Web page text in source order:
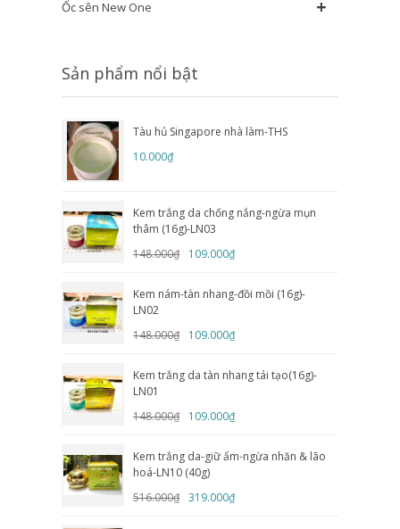
Ốc sên New One +
Sản phẩm nổi bật
Tàu hủ Singapore nhà làm-THS
10.000₫
Kem trắng da chống nắng-ngừa mụn
thâm (16g)-LN03
148.000₫
109.000₫
Kem nám-tàn nhang-đồi mồi (16g)-
LN02
148.000₫
109.000₫
Kem trắng da tàn nhang tái tạo(16g)-
LN01
148.000₫
109.000₫
Kem trắng da-giữ ẩm-ngừa nhăn & lão
hoá-LN10 (40g)
516.000₫ 319.000₫